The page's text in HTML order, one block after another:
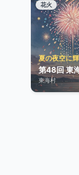
花火
夏の夜空に
第48回 東
東海村